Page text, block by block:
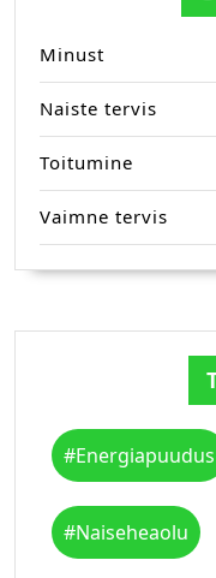
Minust
Naiste tervis
Toitumine
Vaimne tervis
#energiapuudus
#naiseheaolu